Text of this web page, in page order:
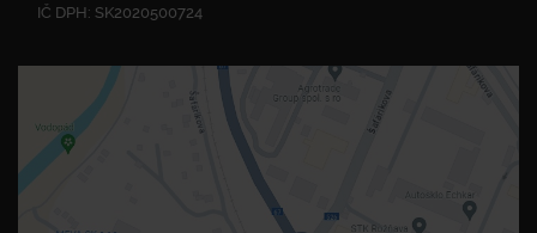
IČ DPH: SK2020500724